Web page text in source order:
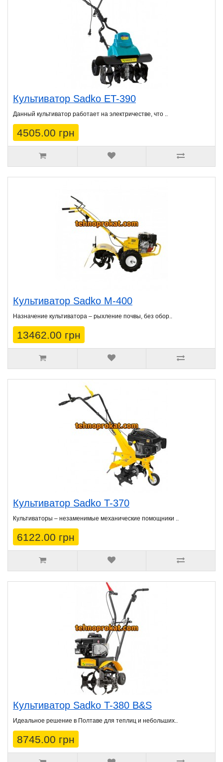
Культиватор Sadko ET-390
Данный культиватор работает на электричестве, что ..
4505.00 грн
Культиватор Sadko M-400
Назначение культиватора – рыхление почвы, без обор..
13462.00 грн
Культиватор Sadko T-370
Культиваторы – незаменимые механические помощники ..
6122.00 грн
Культиватор Sadko T-380 B&S
Идеальное решение в Полтаве для теплиц и небольших..
8745.00 грн